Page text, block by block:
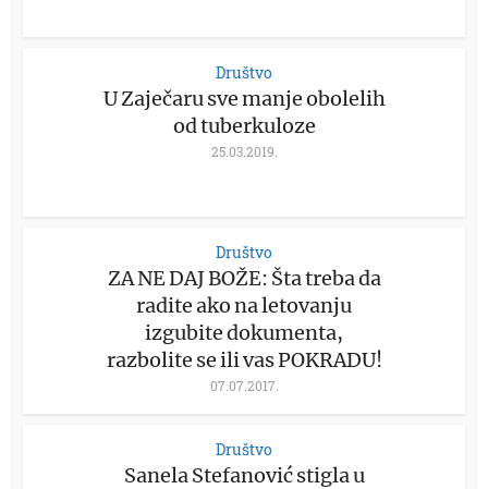
Društvo
U Zaječaru sve manje obolelih
od tuberkuloze
25.03.2019.
Društvo
ZA NE DAJ BOŽE: Šta treba da
radite ako na letovanju
izgubite dokumenta,
razbolite se ili vas POKRADU!
07.07.2017.
Društvo
Sanela Stefanović stigla u